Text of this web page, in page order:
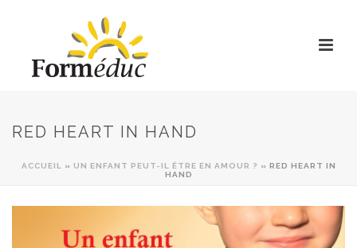
RED HEART IN HAND
ACCUEIL » UN ENFANT PEUT-IL ÊTRE EN AMOUR ? » RED HEART IN
HAND